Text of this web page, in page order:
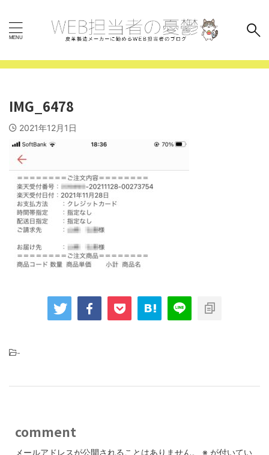
IMG_6478
2021年12月1日
-
comment
メールアドレスが公開されることはありません。 ※ が付いてい